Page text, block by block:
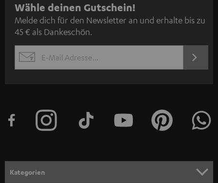
N
e
w
s
l
e
n
Wähle deinen Gutschein!
Melde dich für den Newsletter an und erhalte bis zu
45 € als Dankeschön.
EMAIL
JETZT
Kategorien